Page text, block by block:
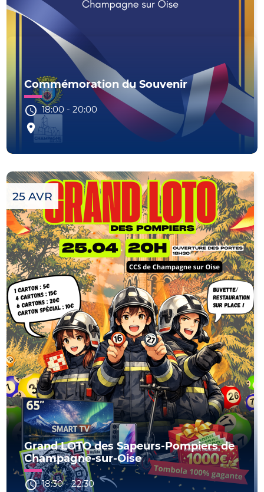
Commémoration du Souvenir
18:00 -20:00
25 AVR
Grand LOTO des Sapeurs-Pompiers de
Champagne-sur-Oise
18:30-22:30